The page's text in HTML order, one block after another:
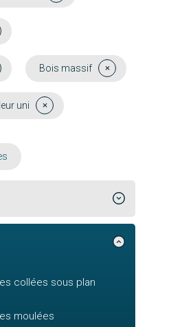
Bois massif
uni
collées sous plan
moulées